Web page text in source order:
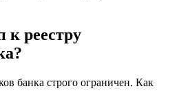
к реестру
банка строго ограничен. Как